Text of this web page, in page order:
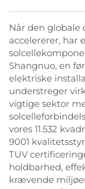
Når den globale
accelererer, har
Shangnuo, en
elektriske
understreger
vigtige sektor
vores 11.532
9001
TUV
holdbarhed,
krævende